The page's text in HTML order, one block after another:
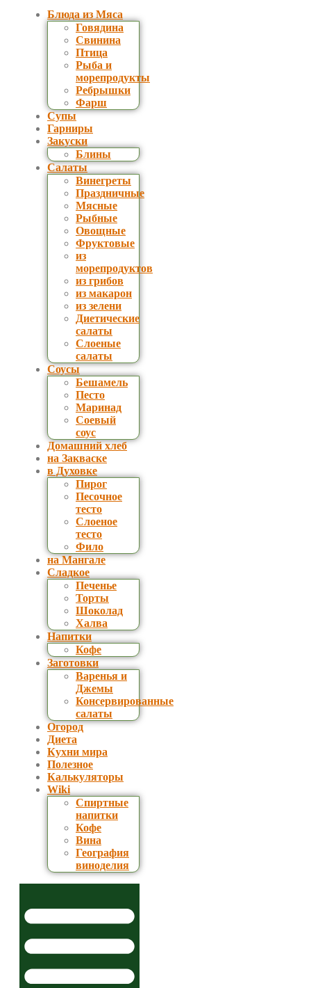
Блюда из Мяса
Говядина
Свинина
Птица
Рыба и
морепродукты
Ребрышки
Фарш
Супы
Гарниры
Закуски
Блины
Салаты
Винегреты
Праздничные
Мясные
Рыбные
Овощные
Фруктовые
из
морепродуктов
из грибов
из макарон
из зелени
Диетические
салаты
Слоеные
салаты
Соусы
Бешамель
Песто
Маринад
Соевый
соус
Домашний хлеб
на Закваске
в Духовке
Пирог
Песочное
тесто
Слоеное
тесто
Фило
на Мангале
Сладкое
Печенье
Торты
Шоколад
Халва
Напитки
Кофе
Заготовки
Варенья и
Джемы
Консервированные
салаты
Огород
Диета
Кухни мира
Полезное
Калькуляторы
Wiki
Спиртные
напитки
Кофе
Вина
География
виноделия